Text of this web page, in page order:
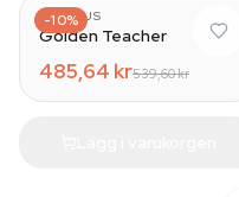
-10%
AZARIUS
Golden Teacher
485,64 kr539,60 kr